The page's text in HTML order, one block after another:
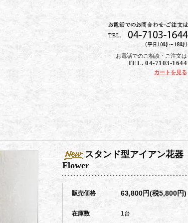
お電話でのご相談・ご注文は
TEL. 04-7103-1644
カートを見る
スタンド型アイアン花器
Flower
販売価格 63,800円(税5,800円)
在庫数 1台